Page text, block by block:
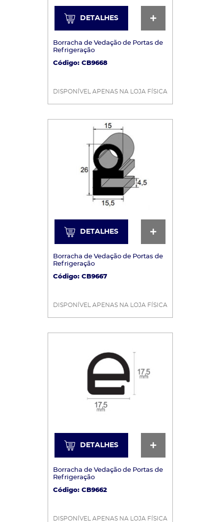
DETALHES
DETALHES
Borracha de Vedação de Portas de
Refrigeração
Código: CB9668
DISPONÍVEL APENAS NA LOJA FÍSICA
DETALHES
DETALHES
Borracha de Vedação de Portas de
Refrigeração
Código: CB9667
DISPONÍVEL APENAS NA LOJA FÍSICA
DETALHES
DETALHES
Borracha de Vedação de Portas de
Refrigeração
Código: CB9662
DISPONÍVEL APENAS NA LOJA FÍSICA